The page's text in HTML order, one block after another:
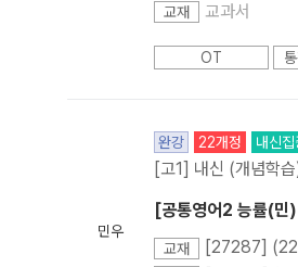
교재 교과서
OT
민우
완강 22개정 내신집
[고1] 내신 (개념학
[공통영어2 능률(
교재